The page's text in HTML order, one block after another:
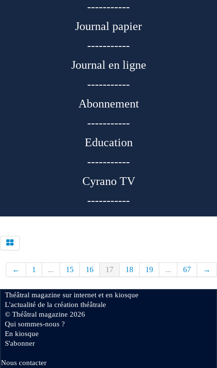
-----------
Journal papier
-----------
Journal en ligne
-----------
Abonnement
-----------
Education
-----------
Cyrano TV
-----------
← 1 ... 15 16 17 18 19 ... 67 →
Théâtral magazine sur internet et en kiosque
L'actualité de la création théâtrale
© Théâtral magazine 2026
Qui sommes-nous ?
En kiosque
S'abonner
Nous contacter